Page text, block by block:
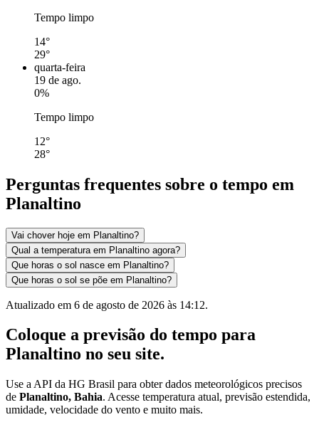
Tempo limpo
14°
29°
quarta-feira
19 de ago.
0%
Tempo limpo
12°
28°
Perguntas frequentes sobre o tempo em
Planaltino
Vai chover hoje em Planaltino?
Qual a temperatura em Planaltino agora?
Que horas o sol nasce em Planaltino?
Que horas o sol se põe em Planaltino?
Atualizado em 6 de agosto de 2026 às 14:12.
Coloque a previsão do tempo para
Planaltino no seu site.
Use a API da HG Brasil para obter dados meteorológicos precisos
de Planaltino, Bahia. Acesse temperatura atual, previsão estendida,
umidade, velocidade do vento e muito mais.